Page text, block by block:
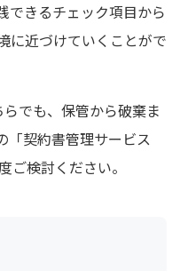
できるチェック項目から
に近づけていくことがで
でも、保管から破棄ま
「契約書管理サービス
ご検討ください。